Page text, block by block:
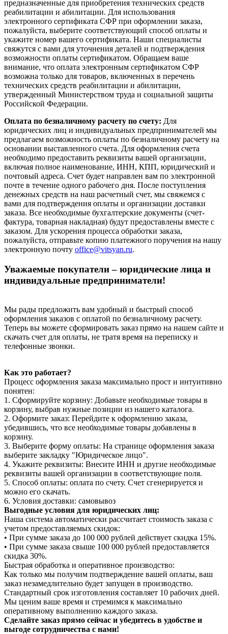
предназначенные для приобретения технических средств
реабилитации и абилитации. Для использования
электронного сертификата СФР при оформлении заказа,
пожалуйста, выберите соответствующий способ оплаты и
укажите номер вашего сертификата. Наши специалисты
свяжутся с вами для уточнения деталей и подтверждения
возможности оплаты сертификатом. Обращаем ваше
внимание, что оплата электронным сертификатом СФР
возможна только для товаров, включенных в перечень
технических средств реабилитации и абилитации,
утвержденный Министерством труда и социальной защиты
Российской Федерации.
Оплата по безналичному расчету по счету: Для
юридических лиц и индивидуальных предпринимателей мы
предлагаем возможность оплаты по безналичному расчету на
основании выставленного счета. Для оформления счета
необходимо предоставить реквизиты вашей организации,
включая полное наименование, ИНН, КПП, юридический и
почтовый адреса. Счет будет направлен вам по электронной
почте в течение одного рабочего дня. После поступления
денежных средств на наш расчетный счет, мы свяжемся с
вами для подтверждения оплаты и организации доставки
заказа. Все необходимые бухгалтерские документы (счет-
фактура, товарная накладная) будут предоставлены вместе с
заказом. Для ускорения процесса обработки заказа,
пожалуйста, отправьте копию платежного поручения на нашу
электронную почту office@vitsyan.ru.
Уважаемые покупатели – юридические лица и
индивидуальные предприниматели!
Мы рады предложить вам удобный и быстрый способ
оформления заказов с оплатой по безналичному расчету.
Теперь вы можете сформировать заказ прямо на нашем сайте и
скачать счет для оплаты, не тратя время на переписку и
телефонные звонки.
Как это работает?
Процесс оформления заказа максимально прост и интуитивно
понятен:
1. Сформируйте корзину: Добавьте необходимые товары в
корзину, выбрав нужные позиции из нашего каталога.
2. Оформите заказ: Перейдите к оформлению заказа,
убедившись, что все необходимые товары добавлены в
корзину.
3. Выберите форму оплаты: На странице оформления заказа
выберите закладку "Юридическое лицо".
4. Укажите реквизиты: Внесите ИНН и другие необходимые
реквизиты вашей организации в соответствующие поля.
5. Способ оплаты: оплата по счету. Счет сгенерируется и
можно его скачать.
6. Условия доставки: самовывоз
Выгодные условия для юридических лиц:
Наша система автоматически рассчитает стоимость заказа с
учетом предоставляемых скидок:
• При сумме заказа до 100 000 рублей действует скидка 15%.
• При сумме заказа свыше 100 000 рублей предоставляется
скидка 30%.
Быстрая обработка и оперативное производство:
Как только мы получим подтверждение вашей оплаты, ваш
заказ незамедлительно будет запущен в производство.
Стандартный срок изготовления составляет 10 рабочих дней.
Мы ценим ваше время и стремимся к максимально
оперативному выполнению каждого заказа.
Сделайте заказ прямо сейчас и убедитесь в удобстве и
выгоде сотрудничества с нами!